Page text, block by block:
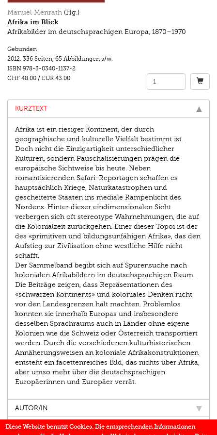
Manuel Menrath (Hg.)
Afrika im Blick
Afrikabilder im deutschsprachigen Europa, 1870–1970
Gebunden
2012. 336 Seiten, 65 Abbildungen s/w.
ISBN 978-3-0340-1137-2
CHF 48.00 / EUR 43.00
KURZTEXT
Afrika ist ein riesiger Kontinent, der durch
geographische und kulturelle Vielfalt bestimmt ist.
Doch nicht die Einzigartigkeit unterschiedlicher
Kulturen, sondern Pauschalisierungen prägen die
europäische Sichtweise bis heute. Neben
romantisierenden Safari-Reportagen schaffen es
hauptsächlich Kriege, Naturkatastrophen und
gescheiterte Staaten ins mediale Rampenlicht des
Nordens. Hinter dieser eindimensionalen Sicht
verbergen sich oft stereotype Wahrnehmungen, die auf
die Kolonialzeit zurückgehen. Einer dieser Topoi ist der
des «primitiven und bildungsunfähigen Afrika», das den
Aufstieg zur Zivilisation ohne westliche Hilfe nicht
schafft.
Der Sammelband begibt sich auf Spurensuche nach
kolonia­len Afrikabildern im deutschsprachigen Raum.
Die Beiträge zeigen, dass Repräsentationen des
«schwarzen Kontinents» und koloniales Denken nicht
vor den Landesgrenzen halt machten. Problemlos
konnten sie innerhalb Europas und insbesondere
desselben Sprachraums auch in Länder ohne eigene
Kolonien wie die Schweiz oder Österreich transportiert
werden. Durch die verschiedenen kulturhistorischen
Annäherungsweisen an koloniale Afrikakonstruktionen
entsteht ein facettenreiches Bild, das nichts über Afrika,
aber umso mehr über die deutschsprachigen
Europäerinnen und Europäer verrät.
AUTOR/IN
EINBLICK
Diese Website benutzt Cookies. Die entsprechenden Informationen